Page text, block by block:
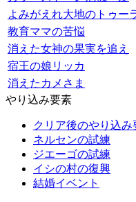
よみがえれ大地のトゥー
教育ママの苦悩
消えた女神の果実を追え
宿王の娘リッカ
消えたカメさま
やり込み要素
クリア後のやり込み
ネルセンの試練
ジエーゴの試練
イシの村の復興
結婚イベント